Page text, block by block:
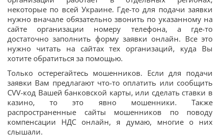
некоторые по всей Украине. Где-то для подачи заявки
нужно вначале обязательно звонить по указанному на
сайте организации номеру телефона, а где-то
достаточно заполнить форму заявки онлайн. Все это
нужно читать на сайтах тех организаций, куда Вы
хотите обратиться за помощью.
Только остерегайтесь мошенников. Если для подачи
заявки Вам предлагают что-то оплатить или сообщить
CVV-код Вашей банковской карты, или сделать ставки в
казино, то это явно мошенники. Также
распространенные сайты мошенников по поводу
компенсации НДС онлайн, я думаю, многие о них
слышали.